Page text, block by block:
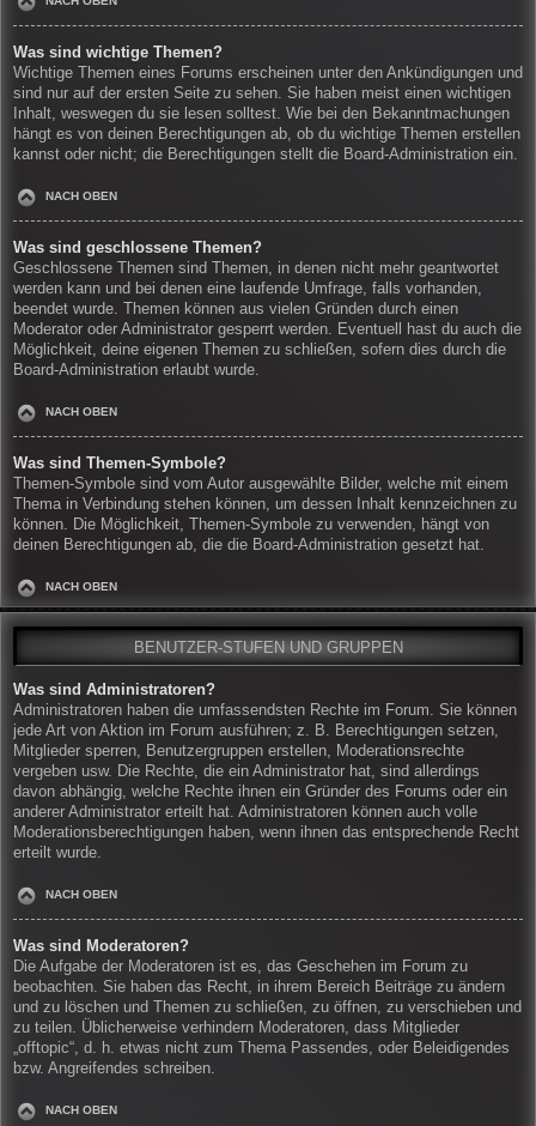
Was sind wichtige Themen?
Wichtige Themen eines Forums erscheinen unter den Ankündigungen und
sind nur auf der ersten Seite zu sehen. Sie haben meist einen wichtigen
Inhalt, weswegen du sie lesen solltest. Wie bei den Bekanntmachungen
hängt es von deinen Berechtigungen ab, ob du wichtige Themen erstellen
kannst oder nicht; die Berechtigungen stellt die Board-Administration ein.
NACH OBEN
Was sind geschlossene Themen?
Geschlossene Themen sind Themen, in denen nicht mehr geantwortet
werden kann und bei denen eine laufende Umfrage, falls vorhanden,
beendet wurde. Themen können aus vielen Gründen durch einen
Moderator oder Administrator gesperrt werden. Eventuell hast du auch die
Möglichkeit, deine eigenen Themen zu schließen, sofern dies durch die
Board-Administration erlaubt wurde.
NACH OBEN
Was sind Themen-Symbole?
Themen-Symbole sind vom Autor ausgewählte Bilder, welche mit einem
Thema in Verbindung stehen können, um dessen Inhalt kennzeichnen zu
können. Die Möglichkeit, Themen-Symbole zu verwenden, hängt von
deinen Berechtigungen ab, die die Board-Administration gesetzt hat.
NACH OBEN
BENUTZER-STUFEN UND GRUPPEN
Was sind Administratoren?
Administratoren haben die umfassendsten Rechte im Forum. Sie können
jede Art von Aktion im Forum ausführen; z. B. Berechtigungen setzen,
Mitglieder sperren, Benutzergruppen erstellen, Moderationsrechte
vergeben usw. Die Rechte, die ein Administrator hat, sind allerdings
davon abhängig, welche Rechte ihnen ein Gründer des Forums oder ein
anderer Administrator erteilt hat. Administratoren können auch volle
Moderationsberechtigungen haben, wenn ihnen das entsprechende Recht
erteilt wurde.
NACH OBEN
Was sind Moderatoren?
Die Aufgabe der Moderatoren ist es, das Geschehen im Forum zu
beobachten. Sie haben das Recht, in ihrem Bereich Beiträge zu ändern
und zu löschen und Themen zu schließen, zu öffnen, zu verschieben und
zu teilen. Üblicherweise verhindern Moderatoren, dass Mitglieder
„offtopic“, d. h. etwas nicht zum Thema Passendes, oder Beleidigendes
bzw. Angreifendes schreiben.
NACH OBEN